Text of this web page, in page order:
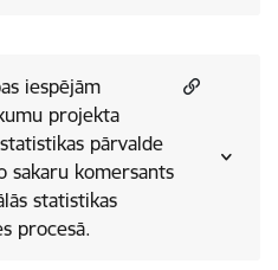
iespējām
projekta
pārvalde
sakaru komersants
statistikas
procesā.